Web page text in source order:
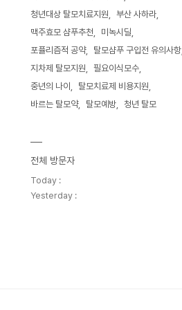
청년대상 탈모치료지원
부산 사하라
맥주효모 샴푸추천
미녹시딜
포퓰리즘적 공약
탈모샴푸 구입전 유의사항
지차제 탈모지원
필요이식모수
중년의 나이
탈모치료제 비용지원
바르는 탈모약
탈모예방 청년 탈모
전체 방문자
Today :
Yesterday :